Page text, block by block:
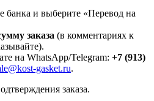
банка и выберите «Перевод на
заказа (в комментариях к
на WhatsApp/Telegram: +7 (913)
gasket.ru.
заказа.